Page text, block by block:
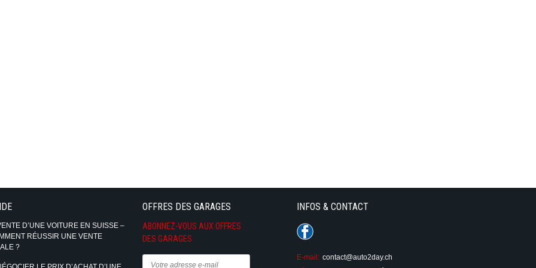
D’UNE VOITURE EN SUISSE –
RÉUSSIR UNE VENTE
?
OFFRES DES GARAGES
ABONNEZ-VOUS AUX OFFRES
DES GARAGES
INFOS & CONTACT
E-mail: contact@auto2day.ch